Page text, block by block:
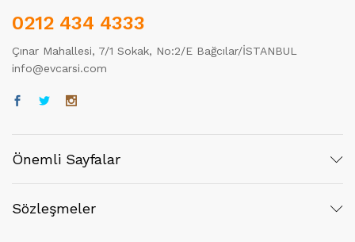
0212 434 4333
Çınar Mahallesi, 7/1 Sokak, No:2/E Bağcılar/İSTANBUL
info@evcarsi.com
Önemli Sayfalar
Sözleşmeler